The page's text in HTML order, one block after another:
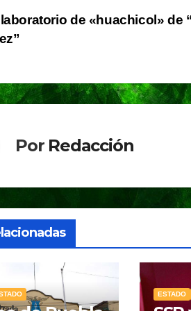
s
p
gr de «huachicol» de
Por Redacción
ESTADO